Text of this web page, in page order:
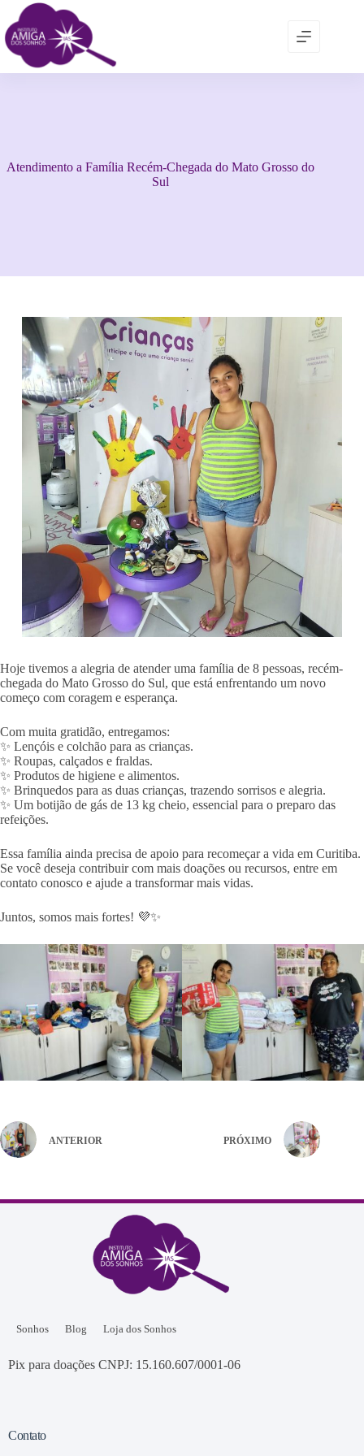
Atendimento a Família Recém-Chegada do Mato Grosso do
Sul
Hoje tivemos a alegria de atender uma família de 8 pessoas, recém-
chegada do Mato Grosso do Sul, que está enfrentando um novo
começo com coragem e esperança.
Com muita gratidão, entregamos:
✨ Lençóis e colchão para as crianças.
✨ Roupas, calçados e fraldas.
✨ Produtos de higiene e alimentos.
✨ Brinquedos para as duas crianças, trazendo sorrisos e alegria.
✨ Um botijão de gás de 13 kg cheio, essencial para o preparo das
refeições.
Essa família ainda precisa de apoio para recomeçar a vida em Curitiba.
Se você deseja contribuir com mais doações ou recursos, entre em
contato conosco e ajude a transformar mais vidas.
Juntos, somos mais fortes! 💜✨
ANTERIOR PRÓXIMO
Sonhos Blog Loja dos Sonhos
Pix para doações CNPJ: 15.160.607/0001-06
Contato